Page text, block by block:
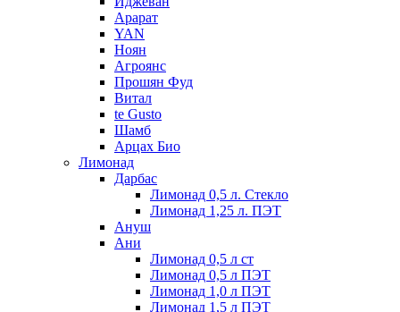
Арарат
YAN
Ноян
Агроянс
Прошян Фуд
Витал
te Gusto
Шамб
Арцах Био
Лимонад
Дарбас
Лимонад 0,5 л. Стекло
Лимонад 1,25 л. ПЭТ
Ануш
Ани
Лимонад 0,5 л ст
Лимонад 0,5 л ПЭТ
Лимонад 1,0 л ПЭТ
Лимонад 1,5 л ПЭТ